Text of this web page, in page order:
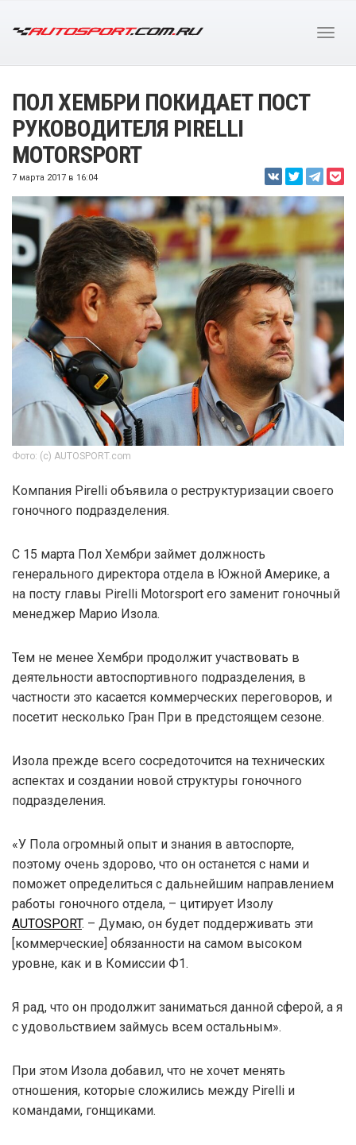
ПОЛ ХЕМБРИ ПОКИДАЕТ ПОСТ
РУКОВОДИТЕЛЯ PIRELLI
MOTORSPORT
7 марта 2017 в 16:04
Фото: (c) AUTOSPORT.com
Компания Pirelli объявила о реструктуризации своего
гоночного подразделения.
С 15 марта Пол Хембри займет должность
генерального директора отдела в Южной Америке, а
на посту главы Pirelli Motorsport его заменит гоночный
менеджер Марио Изола.
Тем не менее Хембри продолжит участвовать в
деятельности автоспортивного подразделения, в
частности это касается коммерческих переговоров, и
посетит несколько Гран При в предстоящем сезоне.
Изола прежде всего сосредоточится на технических
аспектах и создании новой структуры гоночного
подразделения.
«У Пола огромный опыт и знания в автоспорте,
поэтому очень здорово, что он останется с нами и
поможет определиться с дальнейшим направлением
работы гоночного отдела, – цитирует Изолу
AUTOSPORT. – Думаю, он будет поддерживать эти
[коммерческие] обязанности на самом высоком
уровне, как и в Комиссии Ф1.
Я рад, что он продолжит заниматься данной сферой, а я
с удовольствием займусь всем остальным».
При этом Изола добавил, что не хочет менять
отношения, которые сложились между Pirelli и
командами, гонщиками.